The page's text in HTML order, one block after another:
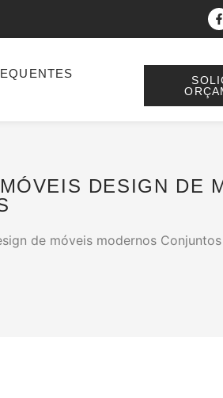
DESIGN DE
de móveis modernos